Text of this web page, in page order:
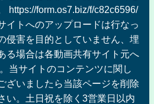
https://form.os7.biz/f/c82c6596/
イトへのアップロードは行なっ
侵害を目的としていません、埋
る場合は各動画共有サイト元へ
当サイトのコンテンツに関し
ざいましたら当該ページを削除
い。土日祝を除く3営業日以内